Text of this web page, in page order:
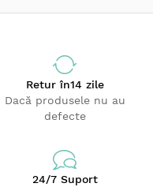
Returîn14 zile
Dacă produsele nu au
defecte
24/7 Suport